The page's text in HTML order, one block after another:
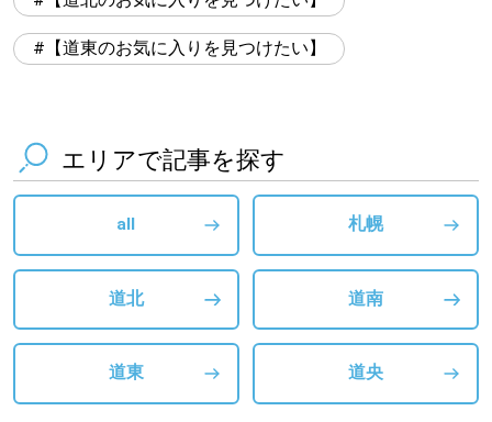
【道東のお気に入りを見つけたい】
エリアで記事を探す
all 札幌
道北 道南
道東 道央